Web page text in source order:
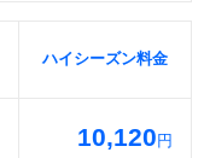
ハイシーズン料金
10,120円